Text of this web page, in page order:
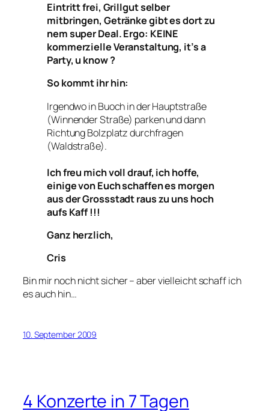
Eintritt frei, Grillgut selber
mitbringen, Getränke gibt es dort zu
nem super Deal. Ergo: KEINE
kommerzielle Veranstaltung, it’s a
Party, u know ?
So kommt ihr hin:
Irgendwo in Buoch in der Hauptstraße
(Winnender Straße) parken und dann
Richtung Bolzplatz durchfragen
(Waldstraße).
Ich freu mich voll drauf, ich hoffe,
einige von Euch schaffen es morgen
aus der Grossstadt raus zu uns hoch
aufs Kaff !!!
Ganz herzlich,
Cris
Bin mir noch nicht sicher – aber vielleicht schaff ich
es auch hin…
10. September 2009
4 Konzerte in 7 Tagen